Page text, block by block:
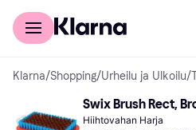
Kuluttajille
Klarna/Shopping/Urheilu ja Ulkoilu/
Swix Brush Rect,
Hiihtovahan Harja